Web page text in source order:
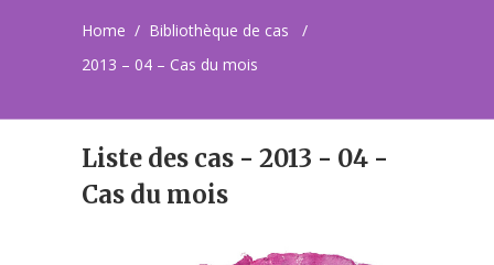
Home / Bibliothèque de cas
/
2013 – 04 – Cas du mois
Liste des cas - 2013 - 04 -
Cas du mois